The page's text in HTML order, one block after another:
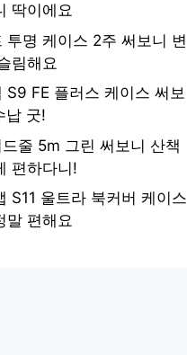
딱이에요
투명 케이스 2주 써보니 변
림해요
S9 FE 플러스 케이스 써보
납 굿!
줄 5m 그린 써보니 산책
편하다니!
S11 울트라 북커버 케이스
말 편해요